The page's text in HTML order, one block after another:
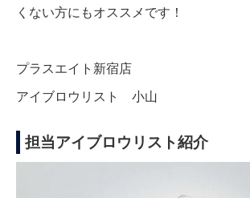
くない方にもオススメです！
プラスエイト新宿店
アイブロウリスト 小山
担当アイブロウリスト紹介